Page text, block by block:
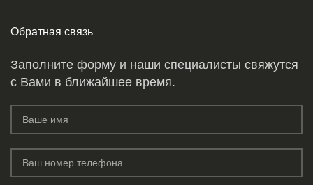
Обратная связь
Заполните форму и наши специалисты свяжутся
с Вами в ближайшее время.